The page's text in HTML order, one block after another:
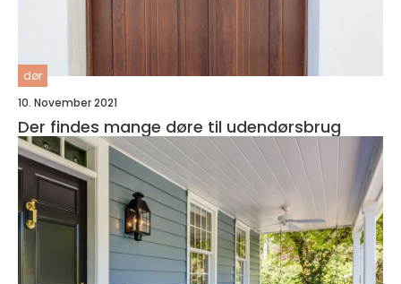
dør
10. November 2021
Der findes mange døre til udendørsbrug